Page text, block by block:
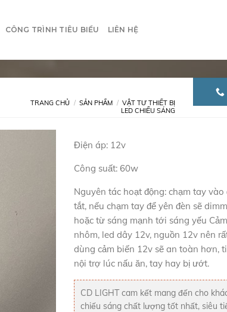
CÔNG TRÌNH TIÊU BIỂU LIÊN HỆ
TRANG CHỦ / SẢN PHẨM / VẬT TƯ THIẾT BỊ
LED CHIẾU SÁNG
Điện áp: 12v
Công suất: 60w
Nguyên tác hoạt động: chạm tay
tắt, nếu chạm tay để yên đèn sẽ
hoặc từ sáng mạnh tới sáng yếu
nhôm, led dây 12v, nguồn 12v nên
dùng cảm biến 12v sẽ an toàn hơn,
nội trợ lúc nấu ăn, tay hay bị ướt.
CD LIGHT cam kết mang đến cho
chiếu sáng chất lượng tốt nhất, siêu